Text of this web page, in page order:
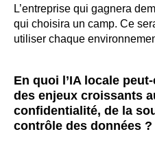
L’entreprise qui gagnera
qui choisira un camp. Ce
utiliser chaque
En quoi l’IA locale
des enjeux croissants
confidentialité, de la
contrôle des données ?